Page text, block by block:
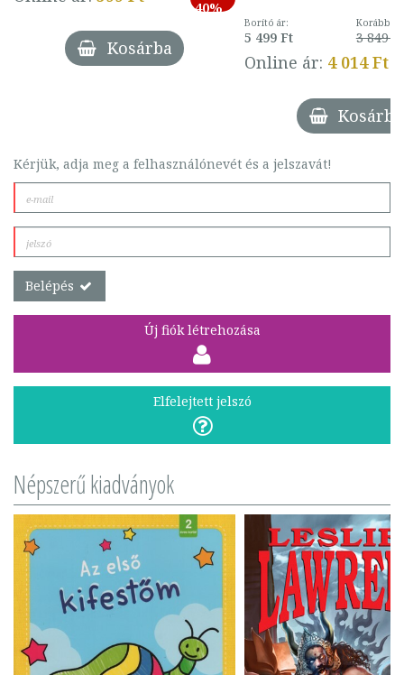
40%
Kosárba
Borító ár:
5 499 Ft
Korábbi
3 849 Ft
Online ár: 4 014 Ft
Kosárba
Kérjük, adja meg a felhasználónevét és a jelszavát!
Belépés
Új fiók létrehozása
Elfelejtett jelszó
Népszerű kiadványok